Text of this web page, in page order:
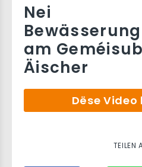
Nei
am
Äischer
Dëse
TEILEN